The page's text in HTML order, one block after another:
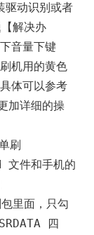
驱动识别或者
解决办
音量下键
机用的黄色
体可以参考
加详细的操
刷
件和手机的
里面，只勾
四